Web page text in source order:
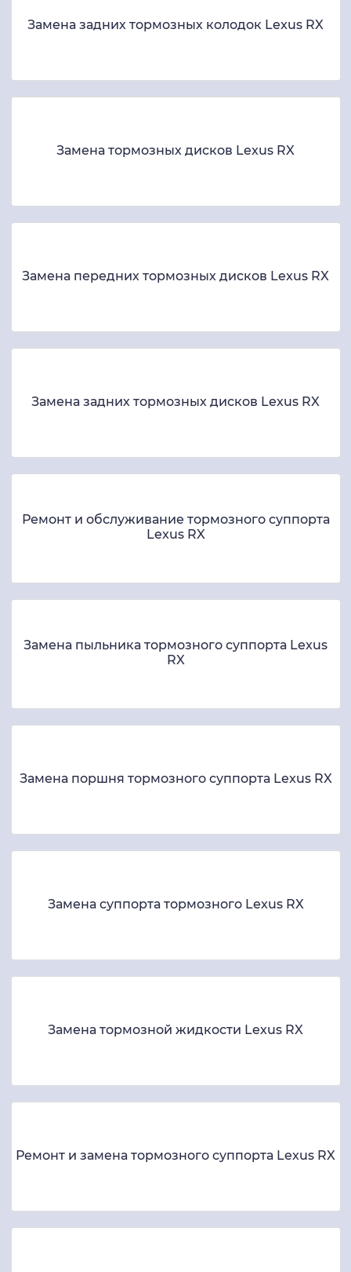
Замена задних тормозных колодок Lexus RX
Замена тормозных дисков Lexus RX
Замена передних тормозных дисков Lexus RX
Замена задних тормозных дисков Lexus RX
Ремонт и обслуживание тормозного суппорта
Lexus RX
Замена пыльника тормозного суппорта Lexus
RX
Замена поршня тормозного суппорта Lexus RX
Замена суппорта тормозного Lexus RX
Замена тормозной жидкости Lexus RX
Ремонт и замена тормозного суппорта Lexus RX